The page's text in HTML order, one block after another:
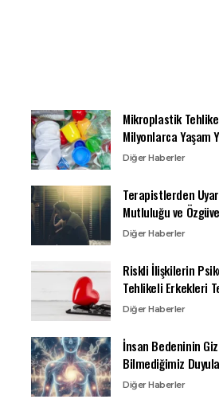
Mikroplastik
Milyonlarca Yaşam
Diğer Haberler
Terapistlerden
Mutluluğu ve
Diğer Haberler
Riskli İlişkilerin
Tehlikeli Erkekleri
Diğer Haberler
İnsan Bedeninin
Bilmediğimiz
Diğer Haberler